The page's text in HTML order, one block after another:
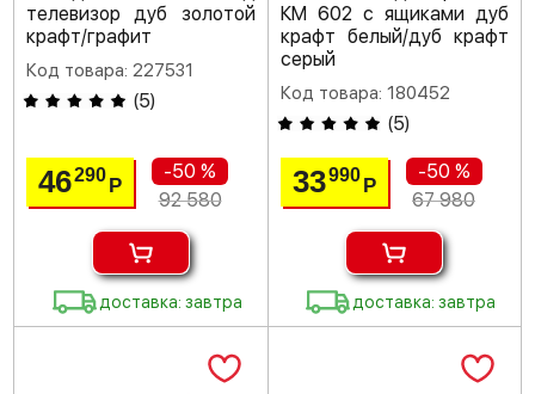
телевизор дуб золотой
крафт/графит
Код товара: 227531
(5)
46290Р
-50 %
92 580
доставка: завтра
КМ 602 с ящиками дуб
крафт белый/дуб крафт
серый
Код товара: 180452
(5)
33990 Р
-50 %
67 980
доставка: завтра